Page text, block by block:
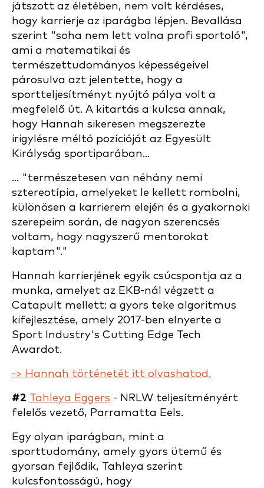
játszott az életében, nem volt kérdéses,
hogy karrierje az iparágba lépjen. Bevallása
szerint "soha nem lett volna profi sportoló",
ami a matematikai és
természettudományos képességeivel
párosulva azt jelentette, hogy a
sportteljesítményt nyújtó pálya volt a
megfelelő út. A kitartás a kulcsa annak,
hogy Hannah sikeresen megszerezte
irigylésre méltó pozícióját az Egyesült
Királyság sportiparában...
... "természetesen van néhány nemi
sztereotípia, amelyeket le kellett rombolni,
különösen a karrierem elején és a gyakornoki
szerepeim során, de nagyon szerencsés
voltam, hogy nagyszerű mentorokat
kaptam"."
Hannah karrierjének egyik csúcspontja az a
munka, amelyet az EKB-nál végzett a
Catapult mellett: a gyors teke algoritmus
kifejlesztése, amely 2017-ben elnyerte a
Sport Industry's Cutting Edge Tech
Awardot.
-> Hannah történetét itt olvashatod.
#2 Tahleya Eggers - NRLW teljesítményért
felelős vezető, Parramatta Eels.
Egy olyan iparágban, mint a
sporttudomány, amely gyors ütemű és
gyorsan fejlődik, Tahleya szerint
kulcsfontosságú, hogy